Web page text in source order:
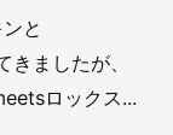
と
ましたが、
ロックス...